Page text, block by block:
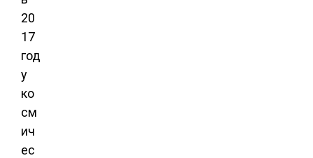
20
17
год
у
ко
см
ич
ес